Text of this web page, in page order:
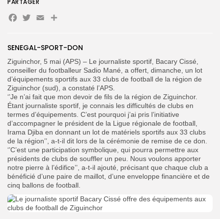
SENEGAL-SPORT-DON
Ziguinchor, 5 mai (APS) – Le journaliste sportif, Bacary Cissé,
conseiller du footballeur Sadio Mané, a offert, dimanche, un lot
d’équipements sportifs aux 33 clubs de football de la région de
Ziguinchor (sud), a constaté l’APS.
‘’Je n’ai fait que mon devoir de fils de la région de Ziguinchor.
Étant journaliste sportif, je connais les difficultés de clubs en
termes d’équipements. C’est pourquoi j’ai pris l’initiative
d’accompagner le président de la Ligue régionale de football,
Irama Djiba en donnant un lot de matériels sportifs aux 33 clubs
de la région’’, a-t-il dit lors de la cérémonie de remise de ce don.
‘’C’est une participation symbolique, qui pourra permettre aux
présidents de clubs de souffler un peu. Nous voulons apporter
notre pierre à l’édifice’’, a-t-il ajouté, précisant que chaque club a
bénéficié d’une paire de maillot, d’une enveloppe financière et de
cinq ballons de football.
PARTAGER
Facebook
Twitter
EmailPartager